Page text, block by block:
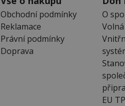
Obchodní podmínky
Reklamace
Právní podmínky
Doprava
O
EU